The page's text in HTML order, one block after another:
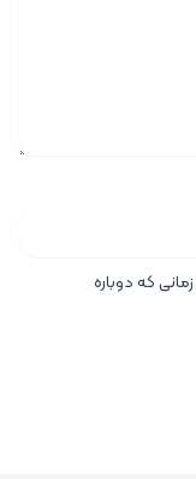
که دوباره